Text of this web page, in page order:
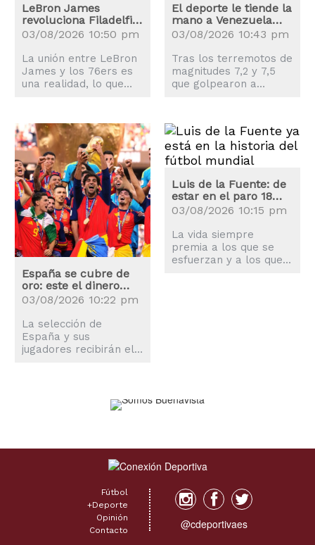
LeBron James
revoluciona Filadelfia:
los precios de las
entradas se disparan
03/08/2026 10:50 pm
La unión entre LeBron
James y los 76ers es
una realidad, lo que
ciudad de Philadelphia.
El deporte le tiende la
mano a Venezuela
tras los terremotos
03/08/2026 10:43 pm
Tras los terremotos de
magnitudes 7,2 y 7,5
que golpearon a
se movilizó para
ayudar a los
afectados.
España se cubre de
oro: este el dinero
que recibirán la
selección y los
jugadores
03/08/2026 10:22 pm
La selección de
España y sus
jugadores recibirán el
al de Argentina en
Luis de la Fuente: de
estar en el paro 18
meses a campeón del
mundo
03/08/2026 10:15 pm
La vida siempre
premia a los que se
esfuerzan y a los que
Fútbol
+Deporte
Opinión
Contacto
@cdeportivaes